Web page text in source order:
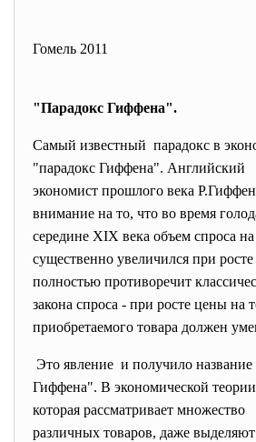
Гомель 2011
"Парадокс Гиффена".
Самый известный парадокс в
"парадокс Гиффена". Английский
экономист прошлого века
внимание на то, что во время
середине XIX века объем спроса
существенно увеличился при
полностью противоречит
закона спроса - при росте цены на
приобретаемого товара должен
Это явление и получило название
Гиффена". В экономической
которая рассматривает множество
различных товаров, даже выделяют